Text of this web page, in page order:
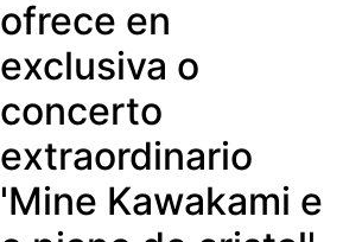
ofrece en
exclusiva o
concerto
extraordinario
'Mine Kawakami e